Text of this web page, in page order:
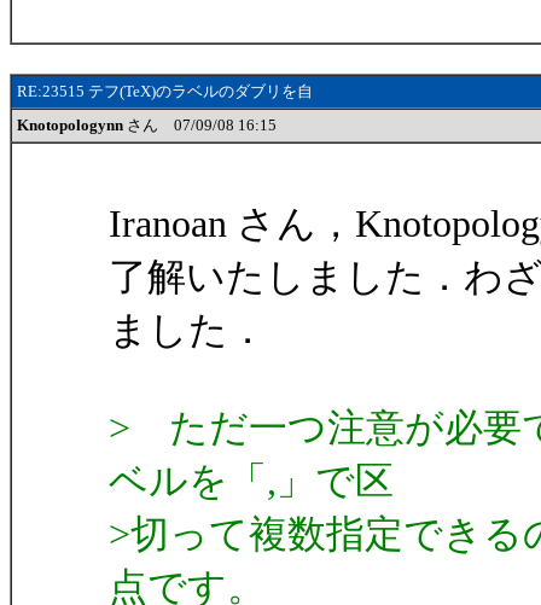
RE:23515 テフ(TeX)のラベルのダブリを自
Knotopologynn さん 07/09/08 16:15
Iranoan さん，
了解いたしました．わ
ました．
> ただ一つ注意が必要
ベルを「,」で区
>切って複数指定でき
点です。